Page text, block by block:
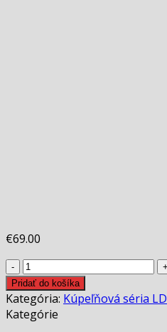
€69.00
množstvo
Držiak
na
mydlo
Pridať do košíka
Kategória: Kúpeľňová séria LD
Kategórie